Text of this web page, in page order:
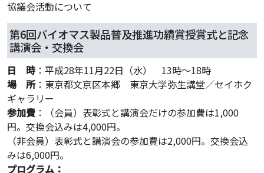
協議会活動について
第6回バイオマス製品普及推進功績賞授賞式と記念
講演会・交換会
日 時：平成28年11月22日（水） 13時～18時
場 所：東京都文京区本郷 東京大学弥生講堂／セイホク
ギャラリー
参加費 ：（会員）表彰式と講演会だけの参加費は1,000
円。交換会込みは4,000円。
（非会員）表彰式と講演会の参加費は2,000円。交換会込
みは6,000円。
プログラム：